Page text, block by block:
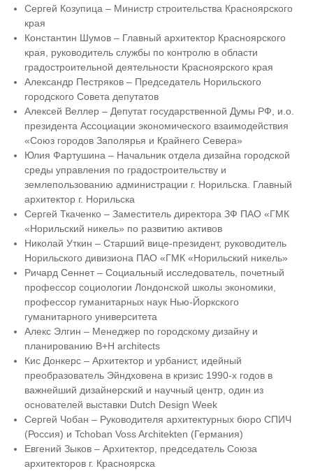
Сергей Козупица – Министр строительства Красноярского
края
Константин Шумов – Главный архитектор Красноярского
края, руководитель службы по контролю в области
градостроительной деятельности Красноярского края
Александр Пестряков – Председатель Норильского
городского Совета депутатов
Алексей Веллер – Депутат государственной Думы РФ, и.о.
президента Ассоциации экономического взаимодействия
«Союз городов Заполярья и Крайнего Севера»
Юлия Фартушина – Начальник отдела дизайна городской
среды управления по градостроительству и
землепользованию администрации г. Норильска. Главный
архитектор г. Норильска
Сергей Ткаченко – Заместитель директора ЗФ ПАО «ГМК
«Норильский никель» по развитию активов
Николай Уткин – Старший вице-президент, руководитель
Норильского дивизиона ПАО «ГМК «Норильский никель»
Ричард Сеннет – Социальный исследователь, почетный
профессор социологии Лондонской школы экономики,
профессор гуманитарных наук Нью-Йоркского
гуманитарного университета
Алекс Элгин – Менеджер по городскому дизайну и
планированию B+H architects
Кис Донкерс – Архитектор и урбанист, идейный
преобразователь Эйндховена в кризис 1990-х годов в
важнейший дизайнерский и научный центр, один из
основателей выставки Dutch Design Week
Сергей Чобан – Руководителя архитектурных бюро СПИЧ
(Россия) и Tchoban Voss Architekten (Германия)
Евгений Зыков – Архитектор, председатель Союза
архитекторов г. Красноярска